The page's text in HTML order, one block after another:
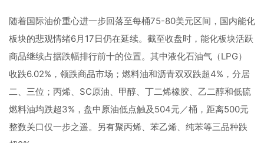
随着国际油价重心进一步回落至每桶75-80美元区间，国内能化
板块的悲观情绪6月17日仍在延续。截至收盘时，能化板块活跃
商品继续占据跌幅排行前十的位置。其中液化石油气（LPG）
收跌6.02%，领跌商品市场；燃料油和沥青双双跌超4%，分居
二、三位；丙烯、SC原油、甲醇、丁二烯橡胶、乙二醇和低硫
燃料油均跌超3%，盘中原油低点触及504元／桶，距离500元
整数关口仅一步之遥。另有聚丙烯、苯乙烯、纯苯等三品种跌